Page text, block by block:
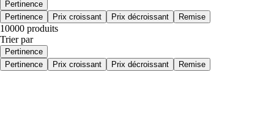
Pertinence
Pertinence
Prix croissant Prix décroissant Remise
10000 produits
Trier par
Pertinence
Pertinence
Prix croissant Prix décroissant Remise